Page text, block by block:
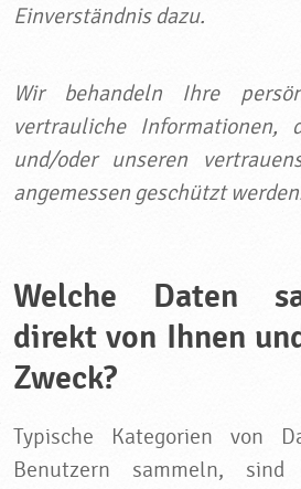
Einverständnis dazu.
Wir behandeln Ihre
vertrauliche Informationen,
und/oder unseren
angemessen geschützt
Welche Daten
direkt von Ihnen
Zweck?
Typische Kategorien von
Benutzern sammeln, sind